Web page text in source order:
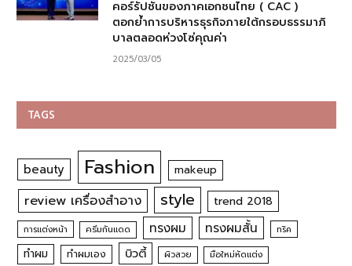
คอร์รัปชันของภาคเอกชนไทย ( CAC )
ตอกย้ำการบริหารธุรกิจภายใต้กรอบธรรมาภิ
บาลตลอดห่วงโซ่คุณค่า
2025/03/05
TAGS
beauty Fashion makeup
review เครื่องสำอาง style trend 2018
การแต่งหน้า ครีมกันแดด ทรงผม ทรงผมสั้น ทริค
ทำผม ทำผมเอง บิวตี้ ผิวสวย มือใหม่หัดแต่ง